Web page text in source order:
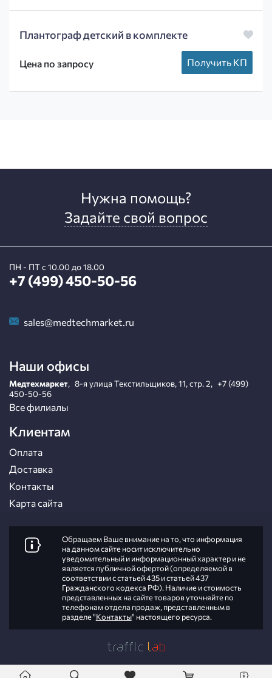
Плантограф детский в комплекте
Цена по запросу Получить КП
Нужна помощь?
Задайте свой вопрос
ПН - ПТ с 10.00 до 18.00
+7 (499) 450-50-56
sales@medtechmarket.ru
Наши офисы
Медтехмаркет, 8-я улица Текстильщиков, 11, стр. 2, +7 (499)
450-50-56
Все филиалы
Клиентам
Оплата
Доставка
Контакты
Карта сайта
Обращаем Ваше внимание на то, что информация
на данном сайте носит исключительно
уведомительный и информационный характер и не
является публичной офертой (определяемой в
соответствии с статьей 435 и статьей 437
Гражданского кодекса РФ). Наличие и стоимость
представленных на сайте товаров уточняйте по
телефонам отдела продаж, представленным в
разделе "Контакты" настоящего ресурса.